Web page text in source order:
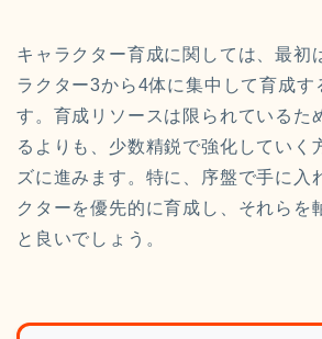
キャラクター育成に関しては、最初
ラクター3から4体に集中して育成す
す。育成リソースは限られているた
るよりも、少数精鋭で強化していく
ズに進みます。特に、序盤で手に入
クターを優先的に育成し、それらを
と良いでしょう。